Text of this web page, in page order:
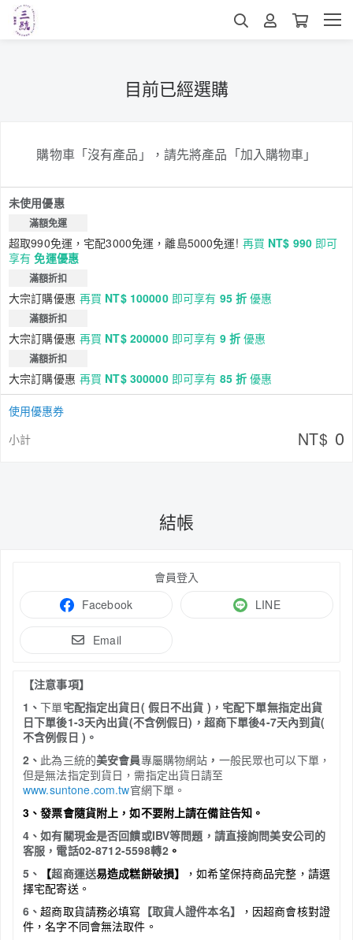
目前已經選購
購物車「沒有產品」，請先將產品「加入購物車」
未使用優惠
滿額免運
超取990免運，宅配3000免運，離島5000免運! 再買 NT$ 990 即可
享有免運優惠
滿額折扣
大宗訂購優惠 再買 NT$ 100000即可享有 95 折 優惠
滿額折扣
大宗訂購優惠 再買 NT$ 200000即可享有 9 折優惠
滿額折扣
大宗訂購優惠 再買 NT$ 300000即可享有 85 折 優惠
使用優惠券
小計
NT$ 0
結帳
會員登入
Facebook
LINE
Email
【注意事項】
1、下單宅配指定出貨日( 假日不出貨 ) ，宅配下單無指定出貨
日下單後1-3天內出貨(不含例假日) ，超商下單後4-7天內到貨(
不含例假日 )。
2、 此為三統的美安會員專屬購物網站 ， 一般民眾也可以下單，
但是無法指定到貨日，需指定出貨日請至
www.suntone.com.tw官網下單。
3、發票會隨貨附上，如不要附上請在備註告知。
4、如有關現金是否回饋或IBV等問題，請直接詢問美安公司的
客服，電話02-8712-5598轉2。
5、
【超商運送易造成糕餅破損】
，如希望保持商品完整，請選
擇宅配寄送。
6、超商取貨請務必填寫 【取貨人證件本名】
，因超商會核對證
件，名字不同會無法取件。